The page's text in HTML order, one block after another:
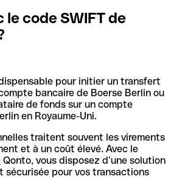
le code SWIFT de
pour initier un transfert
bancaire de Boerse Berlin ou
de fonds sur un compte
en Royaume-Uni.
traitent souvent les virements
et à un coût élevé. Avec le
Qonto, vous disposez d’une solution
sécurisée pour vos transactions